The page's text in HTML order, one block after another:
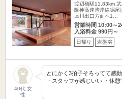
渡辺橋駅11.83km
阪神高速湾岸線鳴
庫川出口方面へ1…
営業時間 10:00～
入浴料金 990円～
日帰り 岩盤浴
40代 女
性
とにかく3拍子そろってて感
・スタッフが感じいい ・休